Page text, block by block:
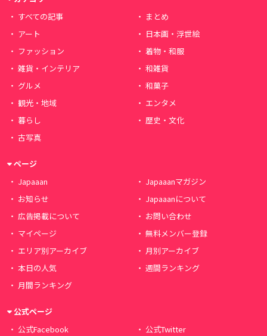
すべての記事
まとめ
アート
日本画・浮世絵
ファッション
着物・和服
雑貨・インテリア
和雑貨
グルメ
和菓子
観光・地域
エンタメ
暮らし
歴史・文化
古写真
ページ
Japaaan
Japaaanマガジン
お知らせ
Japaaanについて
広告掲載について
お問い合わせ
マイページ
無料メンバー登録
エリア別アーカイブ
月別アーカイブ
本日の人気
週間ランキング
月間ランキング
公式ページ
公式Facebook
公式Twitter